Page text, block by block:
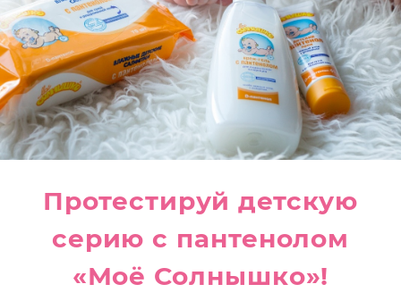
Протестируй детскую
серию с пантенолом
«Моё Солнышко»!